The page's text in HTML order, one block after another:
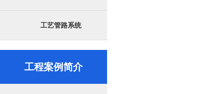
工艺管路系统
工程案例简介